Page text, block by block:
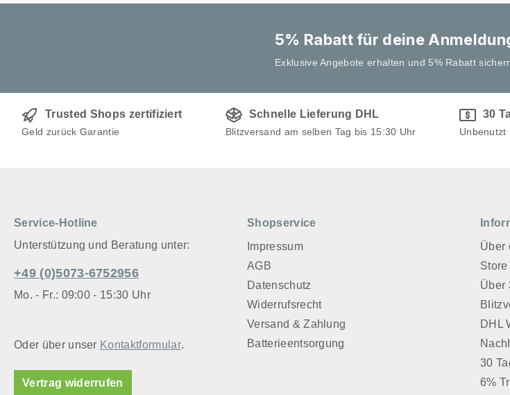
5% Rabatt für deine
Exklusive Angebote erhalten und 5% Rabatt
Trusted Shops zertifiziert
Geld zurück Garantie
Schnelle Lieferung DHL
Blitzversand am selben Tag bis 15:30 Uhr
30
Unbenutzt
Service-Hotline
Unterstützung und Beratung unter:
+49 (0)5073-6752956
Mo. - Fr.: 09:00 - 15:30 Uhr
Oder über unser Kontaktformular.
Vertrag widerrufen
Shopservice
Impressum
AGB
Datenschutz
Widerrufsrecht
Versand & Zahlung
Batterieentsorgung
Über
Store
Über
DHL
30
6%